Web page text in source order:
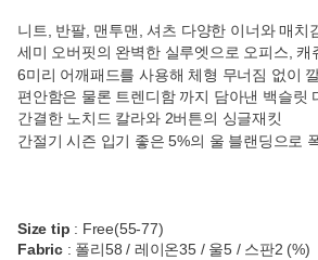
니트, 반팔, 맨투맨, 셔츠 다양한 이너와 매치
세미 오버핏의 완벽한 실루엣으로 오피스, 캐
6미리 어깨패드를 사용해 체형 무너짐 없이
편안함은 물론 트렌디함 까지 담아낸 백슬릿
간결한 노치드 칼라와 2버튼의 싱글재킷
간절기 시즌 입기 좋은 5%의 울 블랜딩으로
Size tip : Free(55-77)
Fabric: 폴리58 / 레이온35 / 울5 / 스판2 (%)